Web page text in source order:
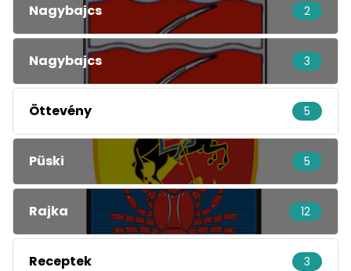
Nagybajcs 2
Nagybajcs 3
Öttevény 5
Püski 5
Rajka 12
Receptek 3